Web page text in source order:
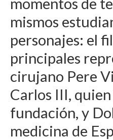
mismos
personajes: el
principales
cirujano Pere
Carlos III,
fundación, y
medicina de